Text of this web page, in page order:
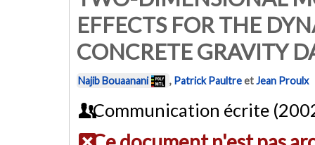
EFFECTS FOR THE
CONCRETE GRAVITY
Najib Bouaanani , Patrick PaultreetJean Proulx
Communication écrite